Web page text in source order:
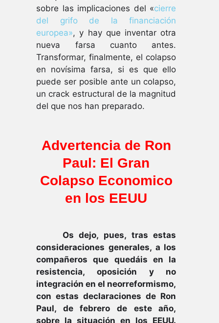
sobre las implicaciones del «cierre
del grifo de la financiación
europea», y hay que inventar otra
nueva farsa cuanto antes.
Transformar, finalmente, el colapso
en novísima farsa, si es que ello
puede ser posible ante un colapso,
un crack estructural de la magnitud
del que nos han preparado.
Advertencia de Ron
Paul: El Gran
Colapso Economico
en los EEUU
Os dejo, pues, tras estas
consideraciones generales, a los
compañeros que quedáis en la
resistencia, oposición y no
integración en el neorreformismo,
con estas declaraciones de Ron
Paul, de febrero de este año,
sobre la situación en los EEUU.